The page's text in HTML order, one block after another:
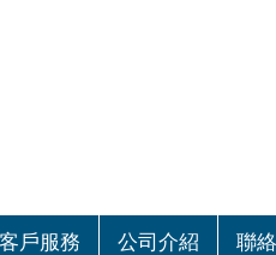
客戶服務 公司介紹 聯